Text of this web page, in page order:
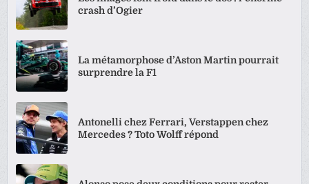
crash d’Ogier
La métamorphose d’Aston Martin pourrait
surprendre la F1
Antonelli chez Ferrari, Verstappen chez
Mercedes ? Toto Wolff répond